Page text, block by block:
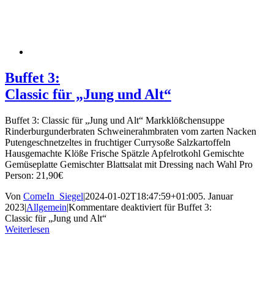
Buffet 3:
Classic für „Jung und Alt“
Buffet 3: Classic für „Jung und Alt“ Markklößchensuppe
Rinderburgunderbraten Schweinerahmbraten vom zarten Nacken
Putengeschnetzeltes in fruchtiger Currysoße Salzkartoffeln
Hausgemachte Klöße Frische Spätzle Apfelrotkohl Gemischte
Gemüseplatte Gemischter Blattsalat mit Dressing nach Wahl Pro
Person: 21,90€
Von ComeIn_Siegel|2024-01-02T18:47:59+01:005. Januar
2023|Allgemein|Kommentare deaktiviert für Buffet 3:
Classic für „Jung und Alt“
Weiterlesen